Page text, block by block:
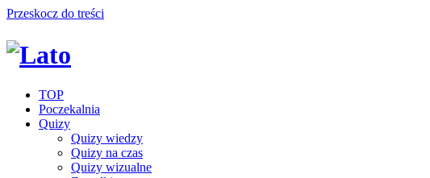
Przeskocz do treści
TOP
Poczekalnia
Quizy
Quizy wiedzy
Quizy na czas
Quizy wizualne